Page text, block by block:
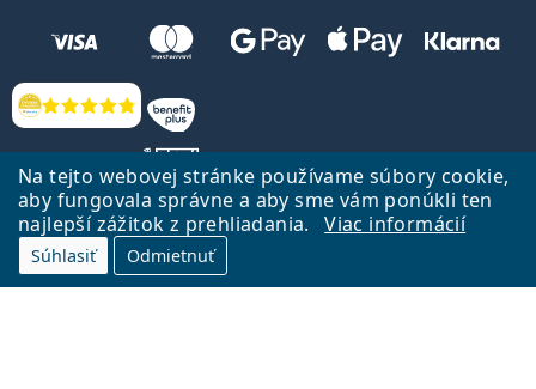
Na tejto webovej stránke používame súbory cookie,
aby fungovala správne a aby sme vám ponúkli ten
najlepší zážitok z prehliadania.
Viac informácií
Súhlasiť Odmietnuť
Hodnotenia
Späť na Úvodnu stránku
Lentiamo.sk vlastní a prevádzkuje spoločnosť Lentiamo s.r.o., Česká